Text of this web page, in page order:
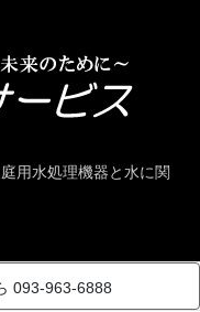
用水処理機器と水に関
093-963-6888